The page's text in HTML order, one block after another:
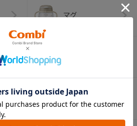
マグ
ベビートイ